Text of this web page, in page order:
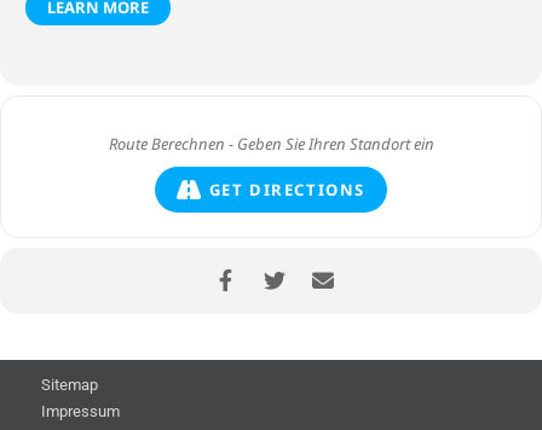
LEARN MORE
GET DIRECTIONS
Sitemap
Impressum